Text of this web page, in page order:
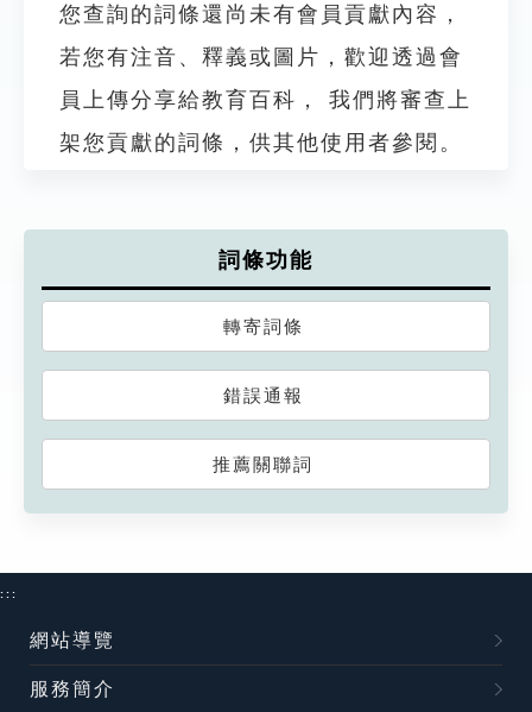
您查詢的詞條還尚未有會員貢獻內容，
若您有注音、釋義或圖片，歡迎透過會
員上傳分享給教育百科， 我們將審查上
架您貢獻的詞條，供其他使用者參閱。
詞條功能
轉寄詞條
錯誤通報
推薦關聯詞
:::
網站導覽
服務簡介